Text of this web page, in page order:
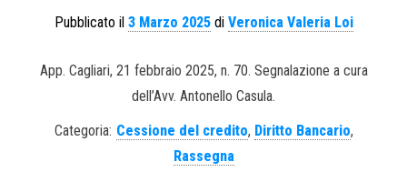
Pubblicato il 3 Marzo 2025di Veronica Valeria Loi
App. Cagliari, 21 febbraio 2025, n. 70. Segnalazione a cura
dell’Avv. Antonello Casula.
Categoria: Cessione del credito, Diritto Bancario,
Rassegna